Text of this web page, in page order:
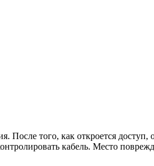
После того, как откроется
кабель. Место